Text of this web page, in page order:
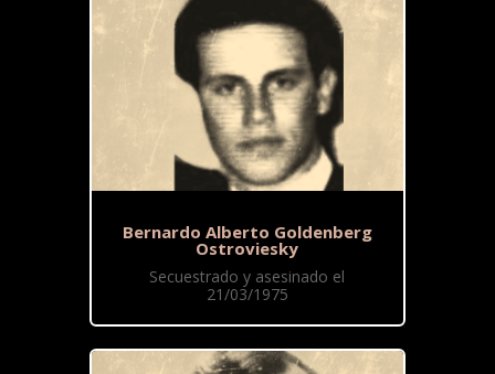
Bernardo Alberto Goldenberg
Ostroviesky
Secuestrado y asesinado el
21/03/1975